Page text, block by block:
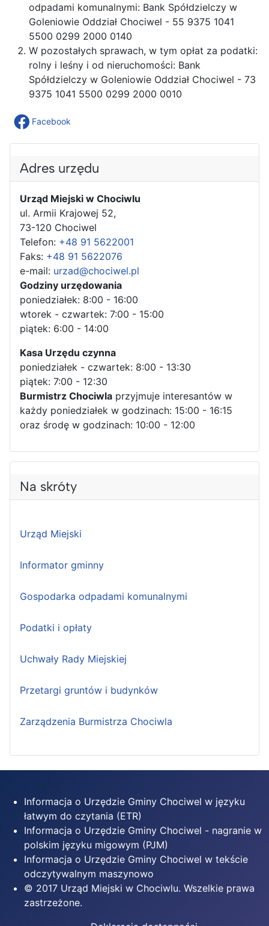
odpadami komunalnymi: Bank Spółdzielczy w
Goleniowie Oddział Chociwel - 55 9375 1041
5500 0299 2000 0140
W pozostałych sprawach, w tym opłat za podatki:
rolny i leśny i od nieruchomości: Bank
Spółdzielczy w Goleniowie Oddział Chociwel - 73
9375 1041 5500 0299 2000 0010
Facebook
Adres urzędu
Urząd Miejski w Chociwlu
ul. Armii Krajowej 52,
73-120 Chociwel
Telefon: +48 91 5622001
Faks: +48 91 5622076
e-mail: urzad@chociwel.pl
Godziny urzędowania
poniedziałek: 8:00 - 16:00
wtorek - czwartek: 7:00 - 15:00
piątek: 6:00 - 14:00
Kasa Urzędu czynna
poniedziałek - czwartek: 8:00 - 13:30
piątek: 7:00 - 12:30
Burmistrz Chociwla przyjmuje interesantów w
każdy poniedziałek w godzinach: 15:00 - 16:15
oraz środę w godzinach: 10:00 - 12:00
Na skróty
Urząd Miejski
Informator gminny
Gospodarka odpadami komunalnymi
Podatki i opłaty
Uchwały Rady Miejskiej
Przetargi gruntów i budynków
Zarządzenia Burmistrza Chociwla
Informacja o Urzędzie Gminy Chociwel w języku
łatwym do czytania (ETR)
Informacja o Urzędzie Gminy Chociwel - nagranie w
polskim języku migowym (PJM)
Informacja o Urzędzie Gminy Chociwel w tekście
odczytywalnym maszynowo
© 2017 Urząd Miejski w Chociwlu. Wszelkie prawa
zastrzeżone.